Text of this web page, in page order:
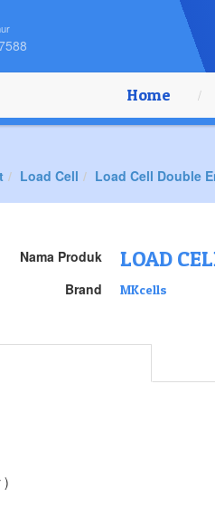
Home
Load Cell Load Cell Double
Nama Produk LOAD
Brand MKcells
)